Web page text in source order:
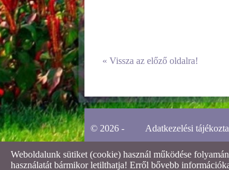
« Vissza az előző oldalra!
© 2026 - Adatkezelési
Weboldalunk sütiket (cookie) használ működése
használatát bármikor letilthatja! Erről bővebb